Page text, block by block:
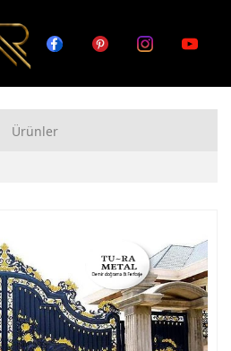
Ürünler
MODELLERİ
MODELLERİ